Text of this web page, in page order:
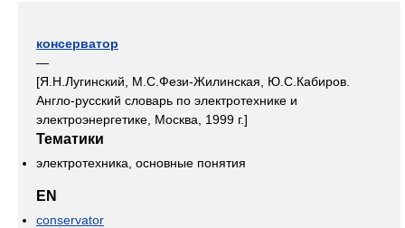
консерватор
—
[Я.Н.Лугинский, М.С.Фези-Жилинская, Ю.С.Кабиров.
Англо-русский словарь по электротехнике и
электроэнергетике, Москва, 1999 г.]
Тематики
электротехника, основные понятия
EN
conservator